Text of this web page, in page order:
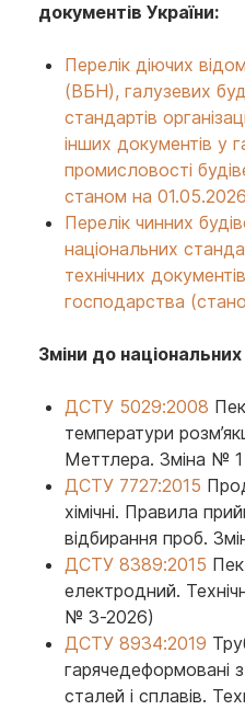
документів України:
Перелік діючих
(ВБН), галузевих
стандартів
інших документів у
промисловості
станом на
Перелік чинних
національних
технічних
господарства
Зміни до
ДСТУ 5029:2008
температури
Меттлера. Зміна №
ДСТУ 7727:2015
хімічні. Правила
відбирання проб.
ДСТУ 8389:2015 Пек
електродний.
№ 3-2026)
ДСТУ 8934:2019
гарячедеформовані
сталей і сплавів.